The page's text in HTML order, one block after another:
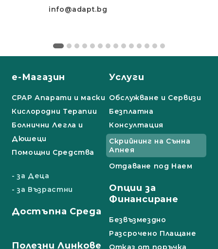
info@adapt.bg
е-Магазин
СРАР Апарати и маски
Кислородни Терапии
Болнични Легла и
Дюшеци
Помощни Средства
- за Деца
- за Възрастни
Достъпна Среда
Услуги
Обслужване и Сервизи
Безплатна
Консултация
Скрийнинг на Сънна
Апнея
Отдаване под Наем
Опции за
Финансиране
Безвъзмездно
Разсрочено Плащане
Полезни Линкове Отказ от поръчка